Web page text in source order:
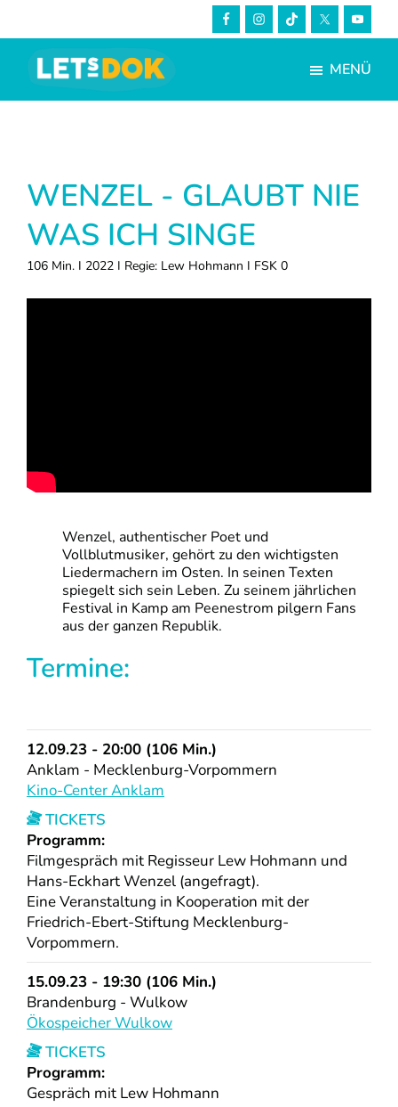
to
content
Fußzeile
springen
LETsDOK
Bundesweite
MENÜ
WENZEL - GLAUBT NIE
WAS ICH SINGE
106 Min. I 2022 I Regie: Lew Hohmann I FSK 0
Wenzel, authentischer Poet und
Vollblutmusiker, gehört zu den wichtigsten
Liedermachern im Osten. In seinen Texten
spiegelt sich sein Leben. Zu seinem jährlichen
Festival in Kamp am Peenestrom pilgern Fans
aus der ganzen Republik.
Termine:
12.09.23 - 20:00 (106 Min.)
Anklam - Mecklenburg-Vorpommern
Kino-Center Anklam
TICKETS
Programm:
Filmgespräch mit Regisseur Lew Hohmann und
Hans-Eckhart Wenzel (angefragt).
Eine Veranstaltung in Kooperation mit der
Friedrich-Ebert-Stiftung Mecklenburg-
Vorpommern.
15.09.23 - 19:30 (106 Min.)
Brandenburg - Wulkow
Ökospeicher Wulkow
TICKETS
Programm:
Gespräch mit Lew Hohmann